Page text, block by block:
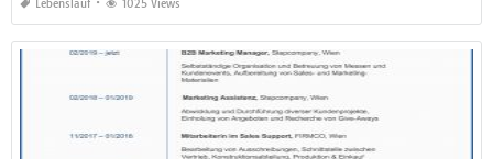
Lebenslauf 1025 Views